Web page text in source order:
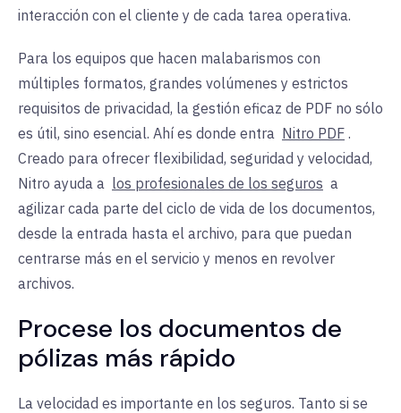
interacción con el cliente y de cada tarea operativa.
Para los equipos que hacen malabarismos con
múltiples formatos, grandes volúmenes y estrictos
requisitos de privacidad, la gestión eficaz de PDF no sólo
es útil, sino esencial. Ahí es donde entra Nitro PDF .
Creado para ofrecer flexibilidad, seguridad y velocidad,
Nitro ayuda a los profesionales de los seguros a
agilizar cada parte del ciclo de vida de los documentos,
desde la entrada hasta el archivo, para que puedan
centrarse más en el servicio y menos en revolver
archivos.
Procese los documentos de
pólizas más rápido
La velocidad es importante en los seguros. Tanto si se